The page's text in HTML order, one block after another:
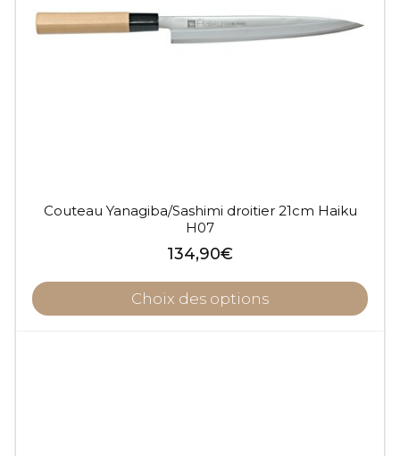
Couteau Yanagiba/Sashimi droitier 21cm Haiku
H07
134,90€
Choix des options